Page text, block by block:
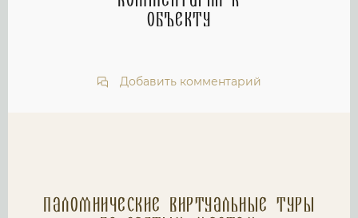
объекту
Добавить комментарий
Паломнические Виртуальные туры